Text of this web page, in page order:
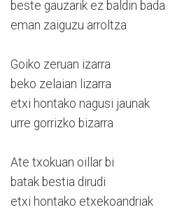
beste gauzarik ez baldin bada
eman zaiguzu arroltza
Goiko zeruan izarra
beko zelaian lizarra
etxi hontako nagusi jaunak
urre gorrizko bizarra
Ate txokuan oillar bi
batak bestia dirudi
etxi hontako etxekoandriak